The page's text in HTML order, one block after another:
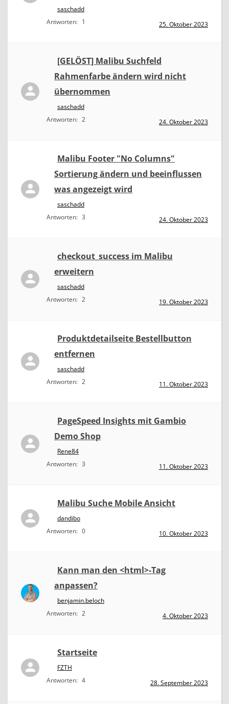
saschadd
Antworten: 1 25. Oktober 2023
[GELÖST] Malibu Suchfeld
Rahmenfarbe ändern wird nicht
übernommen
saschadd
Antworten: 2 24. Oktober 2023
Malibu Footer "No Columns"
Sortierung ändern und beeinflussen
was angezeigt wird
saschadd
Antworten: 3 24. Oktober 2023
checkout_success im Malibu
erweitern
saschadd
Antworten: 2 19. Oktober 2023
Produktdetailseite Bestellbutton
entfernen
saschadd
Antworten: 2 11. Oktober 2023
PageSpeed Insights mit Gambio
Demo Shop
Rene84
Antworten: 3 11. Oktober 2023
Malibu Suche Mobile Ansicht
dandibo
Antworten: 0 10. Oktober 2023
Kann man den <html>-Tag
anpassen?
benjamin.beloch
Antworten: 2 4. Oktober 2023
Startseite
FZTH
Antworten: 4 28. September 2023